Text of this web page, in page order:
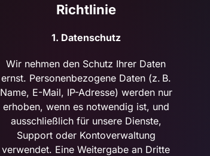
Richtlinie
1. Datenschutz
Wir nehmen den Schutz Ihrer Daten
ernst. Personenbezogene Daten (z. B.
Name, E-Mail, IP-Adresse) werden nur
erhoben, wenn es notwendig ist, und
ausschließlich für unsere Dienste,
Support oder Kontoverwaltung
verwendet. Eine Weitergabe an Dritte